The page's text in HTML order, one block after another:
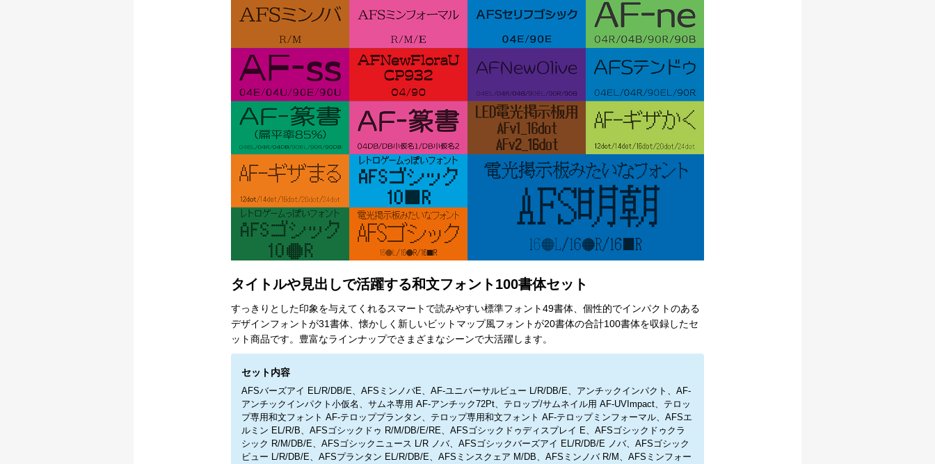
タイトルや見出しで活躍する和文フォント100書体セット
すっきりとした印象を与えてくれるスマートで読みやすい標準フォント49書体、個性的でインパクトのある
デザインフォントが31書体、懐かしく新しいビットマップ風フォントが20書体の合計100書体を収録したセ
ット商品です。豊富なラインナップでさまざまなシーンで大活躍します。
セット内容
AFSバーズアイ EL/R/DB/E、AFSミンノバE、AF-ユニバーサルビュー L/R/DB/E、アンチックインパクト、AF-
アンチックインパクト小仮名、サムネ専用 AF-アンチック72Pt、テロップ/サムネイル用 AF-UVImpact、テロッ
プ専用和文フォント AF-テロッププランタン、テロップ専用和文フォント AF-テロップミンフォーマル、AFSエ
ルミン EL/R/B、AFSゴシックドゥ R/M/DB/E/RE、AFSゴシックドゥディスプレイ E、AFSゴシックドゥクラ
シック R/M/DB/E、AFSゴシックニュース L/R ノバ、AFSゴシックバーズアイ EL/R/DB/E ノバ、AFSゴシック
ビュー L/R/DB/E、AFSプランタン EL/R/DB/E、AFSミンスクェア M/DB、AFSミンノバ R/M、AFSミンフォー